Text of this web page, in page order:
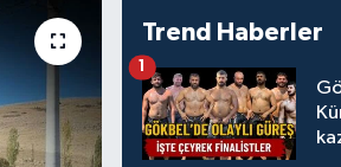
Trend Haberler
1